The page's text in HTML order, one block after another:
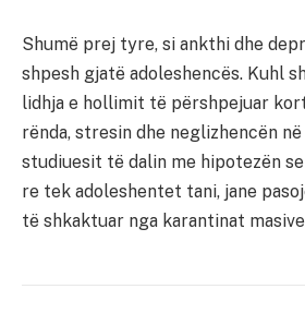
Shumë prej tyre, si ankthi dhe
shpesh gjatë adoleshencës. Kuhl
lidhja e hollimit të përshpejuar
rënda, stresin dhe neglizhencën
studiuesit të dalin me hipotezën
re tek adoleshentet tani, jane
të shkaktuar nga karantinat